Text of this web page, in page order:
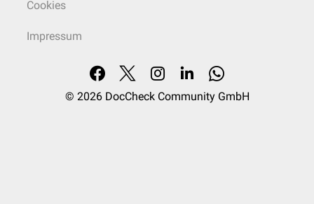
Cookies
Impressum
© 2026 DocCheck Community GmbH